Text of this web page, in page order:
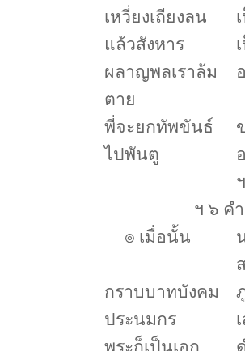
เหวี่ยงเถียงลน
แล้วสังหาร
ผลาญพลเราล้ม
ตาย
พี่จะยกทัพขันธ์
ไปพันตู
ฯ
ฯ ๖ ค
๏ เมื่อนั้น
กราบบาทบังคม
ประนมกร
พระก็เป็นเอก